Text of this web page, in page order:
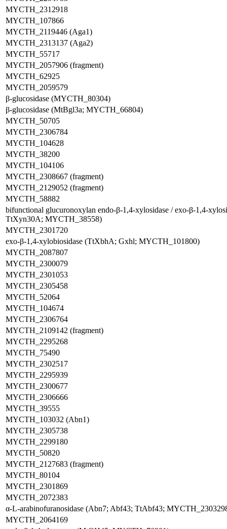
MYCTH_2312918
MYCTH_107866
MYCTH_2119446 (Aga1)
MYCTH_2313137 (Aga2)
MYCTH_55717
MYCTH_2057906 (fragment)
MYCTH_62925
MYCTH_2059579
β-glucosidase (MYCTH_80304)
β-glucosidase (MtBgl3a; MYCTH_66804)
MYCTH_50705
MYCTH_2306784
MYCTH_104628
MYCTH_38200
MYCTH_104106
MYCTH_2308667 (fragment)
MYCTH_2129052 (fragment)
MYCTH_58882
bifunctional glucuronoxylan endo-β-1,4-xylosidase / exo-β-1,4-
TtXyn30A; MYCTH_38558)
MYCTH_2301720
exo-β-1,4-xylobiosidase (TtXbhA; Gxhl; MYCTH_101800)
MYCTH_2087807
MYCTH_2300079
MYCTH_2301053
MYCTH_2305458
MYCTH_52064
MYCTH_104674
MYCTH_2306764
MYCTH_2109142 (fragment)
MYCTH_2295268
MYCTH_75490
MYCTH_2302517
MYCTH_2295939
MYCTH_2300677
MYCTH_2306666
MYCTH_39555
MYCTH_103032 (Abn1)
MYCTH_2305738
MYCTH_2299180
MYCTH_50820
MYCTH_2127683 (fragment)
MYCTH_80104
MYCTH_2301869
MYCTH_2072383
α-L-arabinofuranosidase (Abn7; Abf43; TtAbf43;
MYCTH_2064169